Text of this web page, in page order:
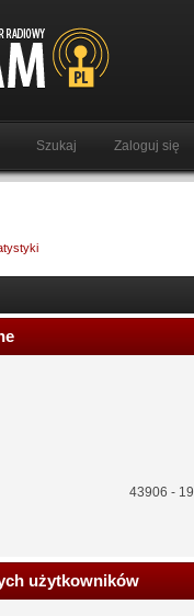
Szukaj Zaloguj się
43906 -
użytkowników